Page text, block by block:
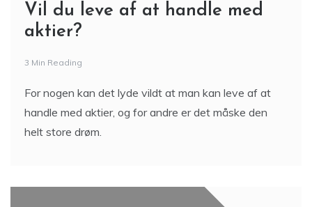
Vil du leve af at handle med
aktier?
3 Min Reading
For nogen kan det lyde vildt at man kan leve af at
handle med aktier, og for andre er det måske den
helt store drøm.